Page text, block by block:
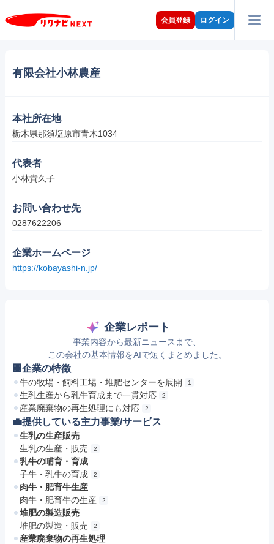
会員登録 ログイン
有限会社小林農産
本社所在地
栃木県那須塩原市青木1034
代表者
小林貴久子
お問い合わせ先
0287622206
企業ホームページ
https://kobayashi-n.jp/
企業レポート
事業内容から最新ニュースまで、
この会社の基本情報をAIで短くまとめました。
🏢企業の特徴
牛の牧場・飼料工場・堆肥センターを展開 1
生乳生産から乳牛育成まで一貫対応 2
産業廃棄物の再生処理にも対応 2
💼提供している主力事業/サービス
生乳の生産販売
生乳の生産・販売
2
乳牛の哺育・育成
子牛・乳牛の育成
2
肉牛・肥育牛生産
肉牛・肥育牛の生産
2
堆肥の製造販売
堆肥の製造・販売
2
産業廃棄物の再生処理